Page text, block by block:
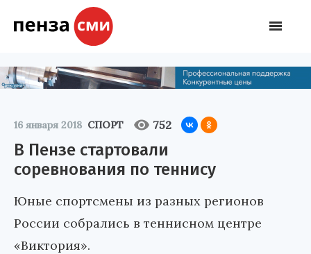
16 января 2018 СПОРТ 752
В Пензе стартовали
соревнования по теннису
Юные спортсмены из разных регионов
России собрались в теннисном центре
«Виктория».